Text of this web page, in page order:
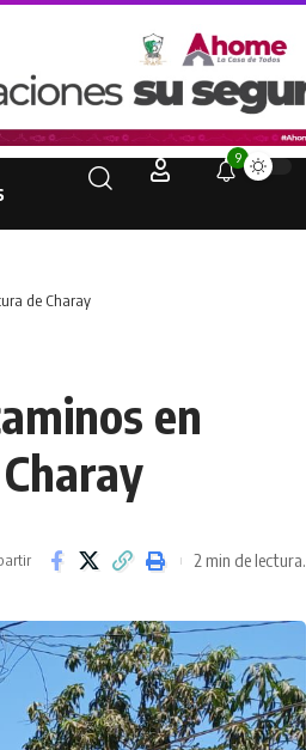
9
de Charay
en
2 min de lectura.